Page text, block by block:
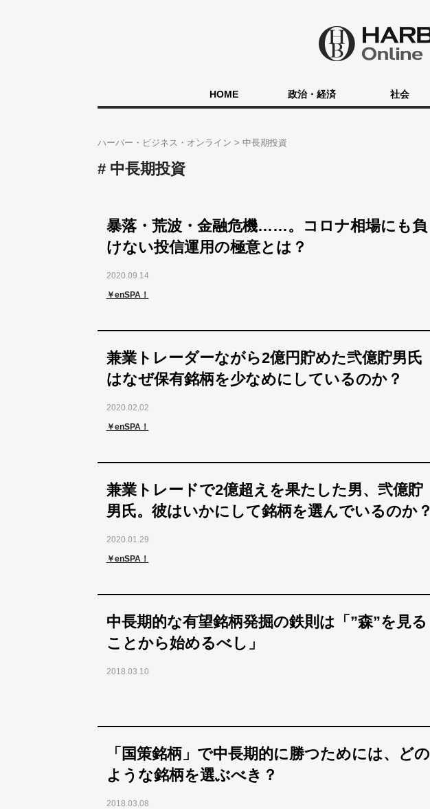
HOME 政治・経済 社会
ハーバー・ビジネス・オンライン 中長期投資
中長期投資
暴落・荒波・金融危機……。コロナ相場にも負
けない投信運用の極意とは？
2020.09.14
￥enSPA！
兼業トレーダーながら2億円貯めた弐億貯男氏
はなぜ保有銘柄を少なめにしているのか？
2020.02.02
￥enSPA！
兼業トレードで2億超えを果たした男、弐億貯
男氏。彼はいかにして銘柄を選んでいるのか？
2020.01.29
￥enSPA！
中長期的な有望銘柄発掘の鉄則は「”森”を見る
ことから始めるべし」
2018.03.10
「国策銘柄」で中長期的に勝つためには、どの
ような銘柄を選ぶべき？
2018.03.08